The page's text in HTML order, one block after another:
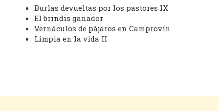
Burlas devueltas por los pastores IX
El brindis ganador
Vernáculos de pájaros en Camprovín
Limpia en la vida II